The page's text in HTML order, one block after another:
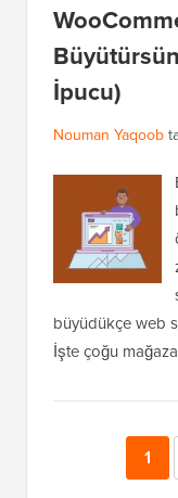
İpucu)
Nouman Yaqoob
büyüdükçe web
İşte çoğu
Sayfa
1